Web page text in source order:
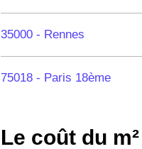
35000 - Rennes
75018 - Paris 18ème
75020 -Paris 20ème
Le coût du